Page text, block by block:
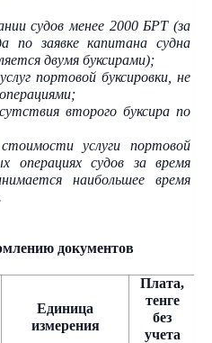
судов менее 2000 БРТ (за
по заявке капитана судна
двумя буксирами);
портовой буксировки, не
второго буксира по
услуги портовой
операциях судов за время
наибольшее время
документов
Единица
измерения
Плата,
тенге
без
учета